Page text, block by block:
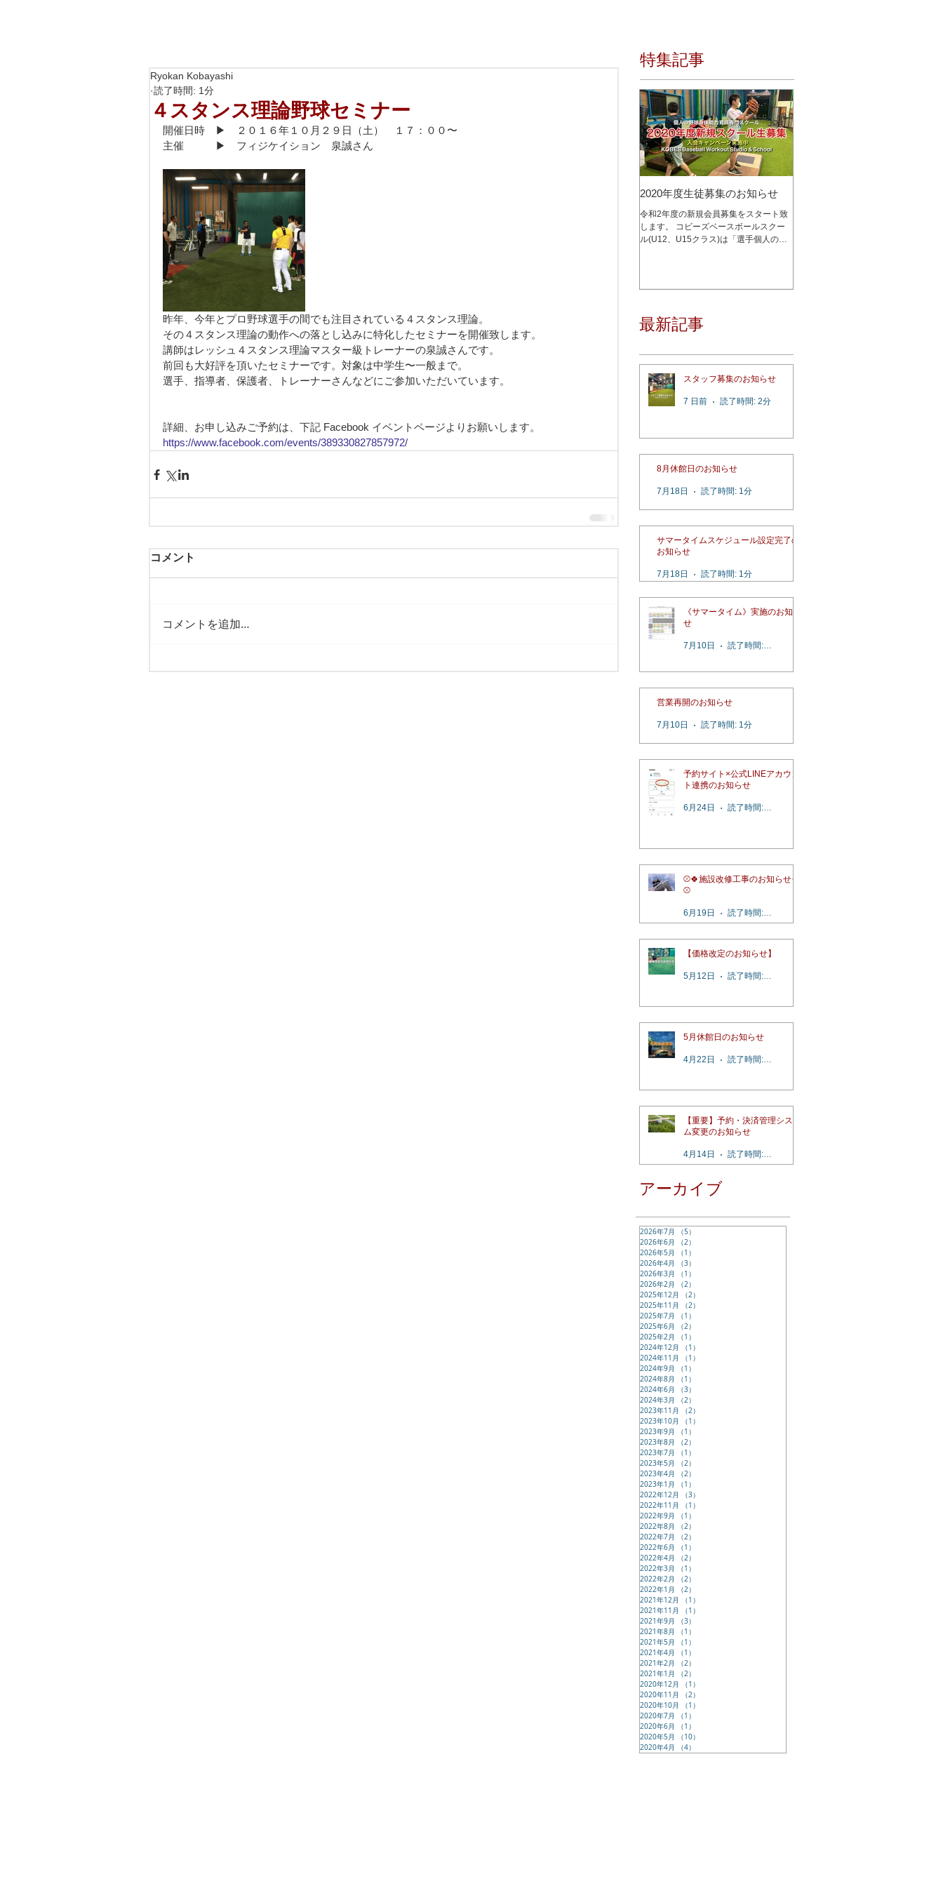
４スタンス理論野球セミナー
Ryokan Kobayashi
読了時間: 1分
開催日時　▶︎　２０１６年１０月２９日（土）　１７：００〜
主催　　　▶︎　フィジケイション　泉誠さん
昨年、今年とプロ野球選手の間でも注目されている４スタンス理論。
その４スタンス理論の動作への落とし込みに特化したセミナーを開催致します。
講師はレッシュ４スタンス理論マスター級トレーナーの泉誠さんです。
前回も大好評を頂いたセミナーです。対象は中学生〜一般まで。
選手、指導者、保護者、トレーナーさんなどにご参加いただいています。
詳細、お申し込みご予約は、下記 Facebook イベントページよりお願いします。
https://www.facebook.com/events/389330827857972/
コメント
コメントを追加…
特集記事
2020年度生徒募集のお知らせ
令和2年度の新規会員募集をスタート致
します。 コビーズベースボールスクー
ル(U12、U15クラス)は「選手個人の成
を行って参りました。 レッスン内容は
最新記事
スタッフ募集のお知らせ
7 日前 読了時間: 2分
8月休館日のお知らせ
7月18日 読了時間: 1分
サマータイムスケジュール設定完了の
お知らせ
7月18日 読了時間: 1分
《サマータイム》実施のお知ら
せ
7月10日 読了時間: 2分
営業再開のお知らせ
7月10日 読了時間: 1分
予約サイト×公式LINEアカウン
ト連携のお知らせ
6月24日 読了時間: 1分
⚾️🍀施設改修工事のお知らせ🍀
⚾️
6月19日 読了時間: 1分
【価格改定のお知らせ】
5月12日 読了時間: 2分
5月休館日のお知らせ
4月22日 読了時間: 1分
【重要】予約・決済管理システ
ム変更のお知らせ
4月14日 読了時間: 4分
アーカイブ
2026年7月 （5）
2026年6月
（2）
2026年5月
（1）
2026年4月
（3）
2026年3月
（1）
2026年2月
（2）
2025年12月
（2）
2025年11月
（2）
2025年7月
（1）
2025年6月
（2）
2025年2月
（1）
2024年12月
（1）
2024年11月
（1）
2024年9月
（1）
2024年8月
（1）
2024年6月
（3）
2024年3月
（2）
2023年11月
（2）
2023年10月
（1）
2023年9月
（1）
2023年8月
（2）
2023年7月
（1）
2023年5月
（2）
2023年4月
（2）
2023年1月
（1）
2022年12月
（3）
2022年11月
（1）
2022年9月
（1）
2022年8月
（2）
2022年7月
（2）
2022年6月
（1）
2022年4月
（2）
2022年3月
（1）
2022年2月
（2）
2022年1月
（2）
2021年12月
（1）
2021年11月
（1）
2021年9月
（3）
2021年8月
（1）
2021年5月
（1）
2021年4月
（1）
2021年2月
（2）
2021年1月
（2）
2020年12月
（1）
2020年11月
（2）
2020年10月
（1）
2020年7月
（1）
2020年6月
（1）
2020年5月
（10）
2020年4月
（4）